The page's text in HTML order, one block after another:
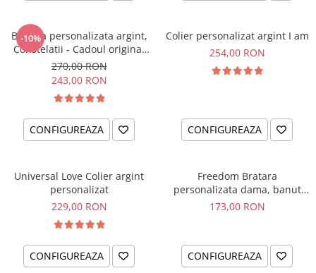
-10%
Bratara personalizata argint,
Constelatii - Cadoul original
pentru sora sau prietena ta
270,00 RON
243,00 RON
CONFIGUREAZA
Colier personalizat argint I am
254,00 RON
CONFIGUREAZA
Universal Love Colier argint
personalizat
229,00 RON
CONFIGUREAZA
Freedom Bratara
personalizata dama, banut
argint, snur reglabil
173,00 RON
CONFIGUREAZA